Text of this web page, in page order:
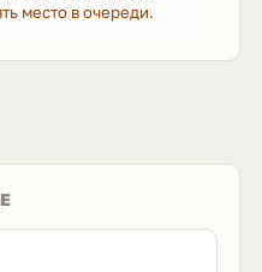
место в очереди.